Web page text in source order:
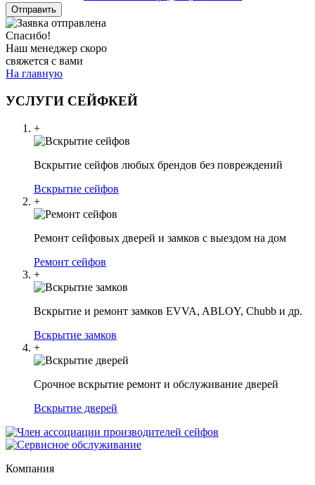
Отправить
Спасибо!
Наш менеджер скоро
свяжется с вами
На главную
УСЛУГИ СЕЙФКЕЙ
+
Вскрытие сейфов любых брендов без повреждений
Вскрытие сейфов
+
Ремонт сейфовых дверей и замков с выездом на дом
Ремонт сейфов
+
Вскрытие и ремонт замков EVVA, ABLOY, Chubb и др.
Вскрытие замков
+
Срочное вскрытие ремонт и обслуживание дверей
Вскрытие дверей
Компания